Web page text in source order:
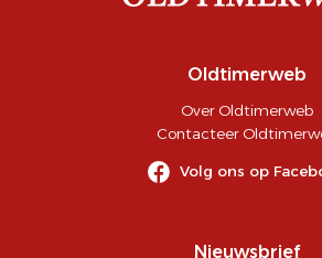
Oldtimerweb
Over Oldtimerweb
Contacteer
Volg ons op
Nieuwsbrief